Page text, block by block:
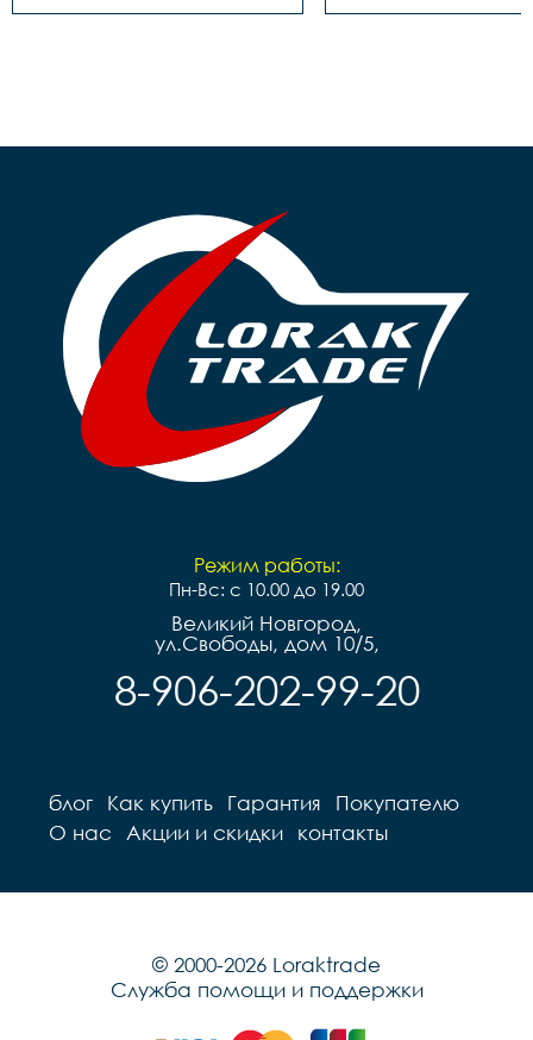
Режим работы:
Пн-Вс: с 10.00 до 19.00
Великий Новгород,
ул.Свободы, дом 10/5,
8-906-202-99-20
блог Как купить Гарантия
Покупателю
О нас
Акции и скидки контакты
© 2000-2026 Loraktrade
Служба помощи и поддержки